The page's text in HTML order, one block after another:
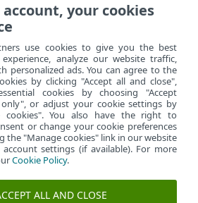
Kunnskapsbase
ESET Forum
Lokal støtte
account, your cookies
use cookies to give you the best
analyze our website traffic,
personalized ads. You can agree to the
by clicking "Accept all and close",
cookies by choosing "Accept
only", or adjust your cookie settings by
cookies". You also have the right to
or change your cookie preferences
the "Manage cookies" link in our website
settings (if available). For more
Cookie Policy.
ALL AND CLOSE